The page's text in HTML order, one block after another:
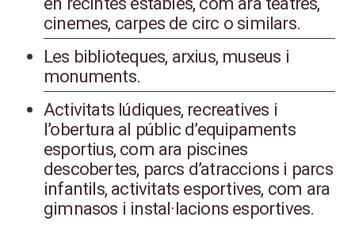
cinemes, carpes de circ o similars.
Les biblioteques, arxius, museus i
monuments.
Activitats lúdiques, recreatives i
l’obertura al públic d’equipaments
esportius, com ara piscines
descobertes, parcs d’atraccions i parcs
infantils, activitats esportives, com ara
gimnasos i instal·lacions esportives.